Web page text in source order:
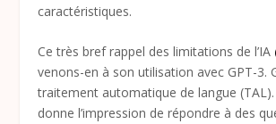
caractéristiques.
Ce très bref rappel des limitations de l’IA
venons-en à son utilisation avec GPT-3.
traitement automatique de langue (TAL).
donne l’impression de répondre à des